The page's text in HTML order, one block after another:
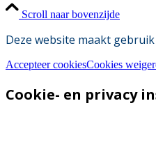
Scroll naar bovenzijde
Deze website maakt
Accepteer cookiesCookies
Cookie- en privacy